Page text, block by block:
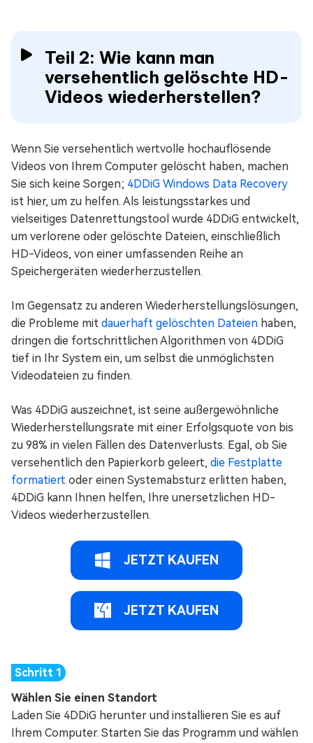
Teil 2: Wie kann man
versehentlich gelöschte HD-
Videos wiederherstellen?
Wenn Sie versehentlich wertvolle hochauflösende
Videos von Ihrem Computer gelöscht haben, machen
Sie sich keine Sorgen; 4DDiG Windows Data Recovery
ist hier, um zu helfen. Als leistungsstarkes und
vielseitiges Datenrettungstool wurde 4DDiG entwickelt,
um verlorene oder gelöschte Dateien, einschließlich
HD-Videos, von einer umfassenden Reihe an
Speichergeräten wiederherzustellen.
Im Gegensatz zu anderen Wiederherstellungslösungen,
die Probleme mit dauerhaft gelöschten Dateien haben,
dringen die fortschrittlichen Algorithmen von 4DDiG
tief in Ihr System ein, um selbst die unmöglichsten
Videodateien zu finden.
Was 4DDiG auszeichnet, ist seine außergewöhnliche
Wiederherstellungsrate mit einer Erfolgsquote von bis
zu 98% in vielen Fällen des Datenverlusts. Egal, ob Sie
versehentlich den Papierkorb geleert, die Festplatte
formatiert oder einen Systemabsturz erlitten haben,
4DDiG kann Ihnen helfen, Ihre unersetzlichen HD-
Videos wiederherzustellen.
JETZT KAUFEN
JETZT KAUFEN
Wählen Sie einen Standort
Laden Sie 4DDiG herunter und installieren Sie es auf
Ihrem Computer. Starten Sie das Programm und wählen